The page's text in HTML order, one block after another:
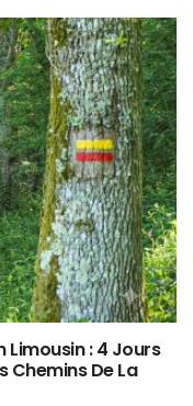
Limousin : 4 Jours
Chemins De La